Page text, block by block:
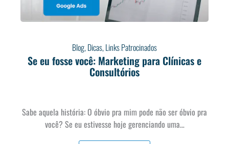
Blog,Dicas,Links Patrocinados
Se eu fosse você: Marketing para Clínicas e
Consultórios
Sabe aquela história: O óbvio pra mim pode não ser óbvio pra
você? Se eu estivesse hoje gerenciando uma…